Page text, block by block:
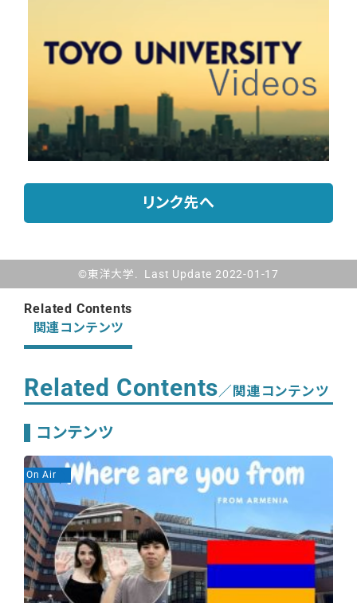
リンク先へ
©東洋大学. Last Update 2022-01-17
Related Contents
関連コンテンツ
Related Contents／関連コンテンツ
コンテンツ
On Air